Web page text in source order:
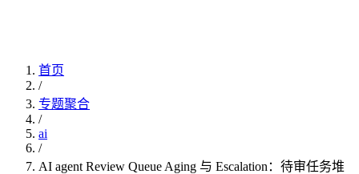
首页
/
专题聚合
/
ai
/
AI agent Review Queue Aging 与 Escalation：待审任务堆